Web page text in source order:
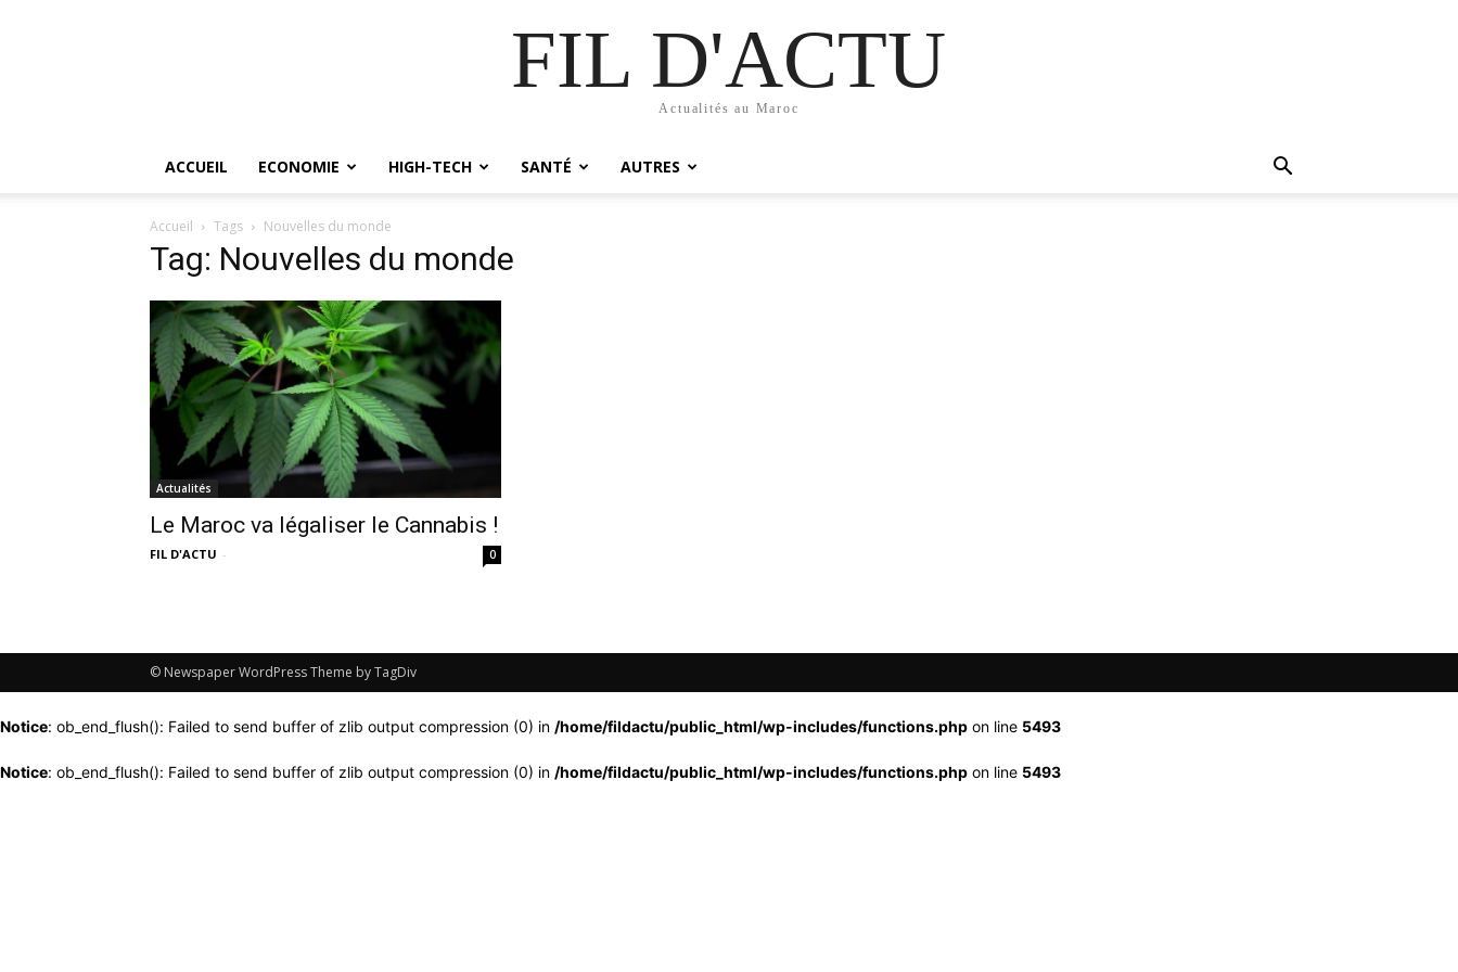
FIL D'ACTU
Actualités au Maroc
ACCUEIL ECONOMIE HIGH-TECH SANTÉ AUTRES
Accueil Tags Nouvelles du monde
Tag: Nouvelles du monde
Actualités
Le Maroc va légaliser le Cannabis !
FIL D'ACTU - 0
© Newspaper WordPress Theme by TagDiv
Notice: ob_end_flush(): Failed to send buffer of zlib output compression (0) in /home/fildactu/public_html/wp-includes/functions.php on line 5493
Notice: ob_end_flush(): Failed to send buffer of zlib output compression (0) in /home/fildactu/public_html/wp-includes/functions.php on line 5493